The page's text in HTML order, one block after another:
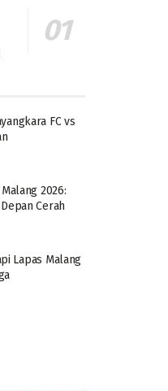
FC vs
2026:
Cerah
Lapas Malang